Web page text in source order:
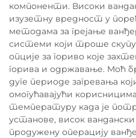
компоненти. Високи
изузетну вредност у
методама за грејање
системи који троше
опције за гориво које
горива и одржавање. Моћ
дуге периоде загревања
омогућавајући
температуру када је
установе, висок вандански
продужену операцију